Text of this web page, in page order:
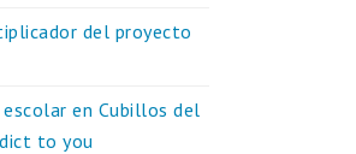
del proyecto
en Cubillos del
to you